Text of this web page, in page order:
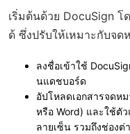
เริ่มต้นด้วย DocuSign
ด้ ซึ่งปรับให้เหมาะกับจด
ลงชื่อเข้าใช้
นแดชบอร์ด
อัปโหลดเอกสารจดห
หรือ Word) และใช้ตั
ลายเซ็น รวมถึงช่องต่